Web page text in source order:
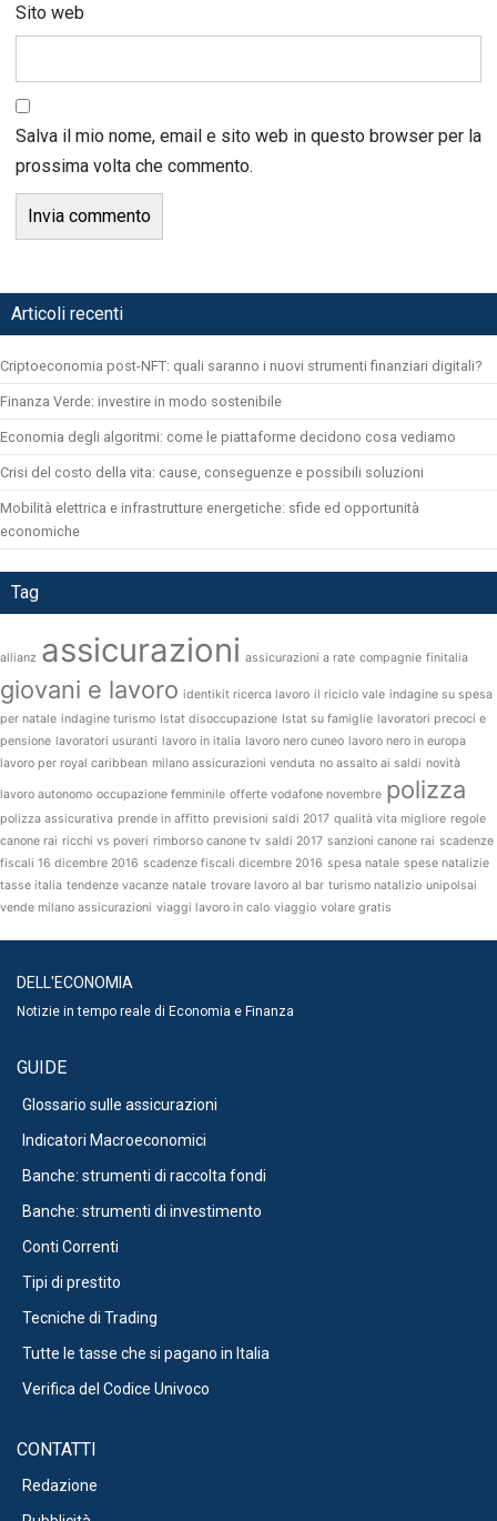
Sito web
Salva il mio nome, email e sito web in questo browser per la
prossima volta che commento.
Articoli recenti
Criptoeconomia post-NFT: quali saranno i nuovi strumenti finanziari digitali?
Finanza Verde: investire in modo sostenibile
Economia degli algoritmi: come le piattaforme decidono cosa vediamo
Crisi del costo della vita: cause, conseguenze e possibili soluzioni
Mobilità elettrica e infrastrutture energetiche: sfide ed opportunità
economiche
Tag
allianz assicurazioni assicurazioni a rate compagnie finitalia
giovani e lavoro identikit ricerca lavoro il riciclo vale indagine su spesa
per natale indagine turismo Istat disoccupazione Istat su famiglie lavoratori precoci e
pensione lavoratori usuranti lavoro in italia lavoro nero cuneo lavoro nero in europa
lavoro per royal caribbean milano assicurazioni venduta no assalto ai saldi novità
lavoro autonomo occupazione femminile offerte vodafone novembre polizza
polizza assicurativa prende in affitto previsioni saldi 2017 qualità vita migliore regole
canone rai ricchi vs poveri rimborso canone tv saldi 2017 sanzioni canone rai scadenze
fiscali 16 dicembre 2016 scadenze fiscali dicembre 2016 spesa natale spese natalizie
tasse italia tendenze vacanze natale trovare lavoro al bar turismo natalizio unipolsai
vende milano assicurazioni viaggi lavoro in calo viaggio volare gratis
DELL'ECONOMIA
Notizie in tempo reale di Economia e Finanza
GUIDE
Glossario sulle assicurazioni
Indicatori Macroeconomici
Banche: strumenti di raccolta fondi
Banche: strumenti di investimento
Conti Correnti
Tipi di prestito
Tecniche di Trading
Tutte le tasse che si pagano in Italia
Verifica del Codice Univoco
CONTATTI
Redazione